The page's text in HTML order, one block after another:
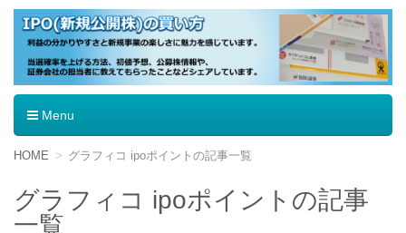
IPO（新規公開株）の買い方
Menu
コ
テ
ン
ツ
HOME グラフィコ ipoポイントの記事一覧
グラフィコ ipoポイントの記事
一覧